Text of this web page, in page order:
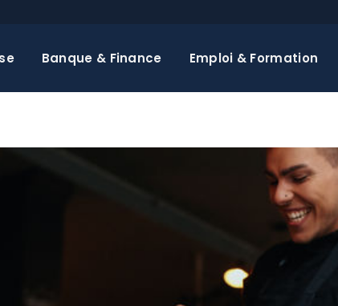
Banque & Finance Emploi & Formation